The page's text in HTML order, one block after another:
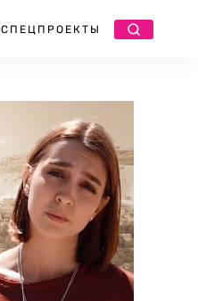
СПЕЦПРОЕКТЫ